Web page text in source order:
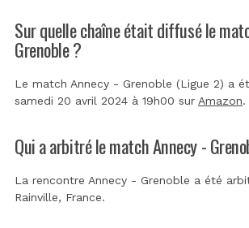
Sur quelle chaîne était diffusé le
Grenoble ?
Le match Annecy - Grenoble (Ligue 2) a
samedi 20 avril 2024 à 19h00 sur Amazon.
Qui a arbitré le match Annecy -
La rencontre Annecy - Grenoble a été
Rainville, France.